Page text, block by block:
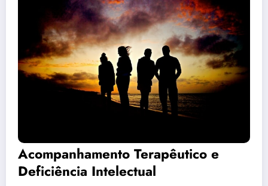
Acompanhamento Terapêutico e
Deficiência Intelectual